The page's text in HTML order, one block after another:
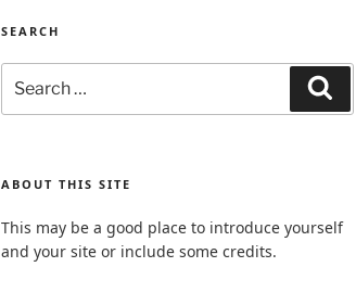
SEARCH
for:
ABOUT THIS SITE
This may be a good place to introduce yourself
and your site or include some credits.